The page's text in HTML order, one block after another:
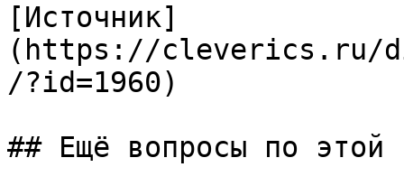
[Источник]
(https://cleverics.ru/
/?id=1960)
## Ещё вопросы по этой